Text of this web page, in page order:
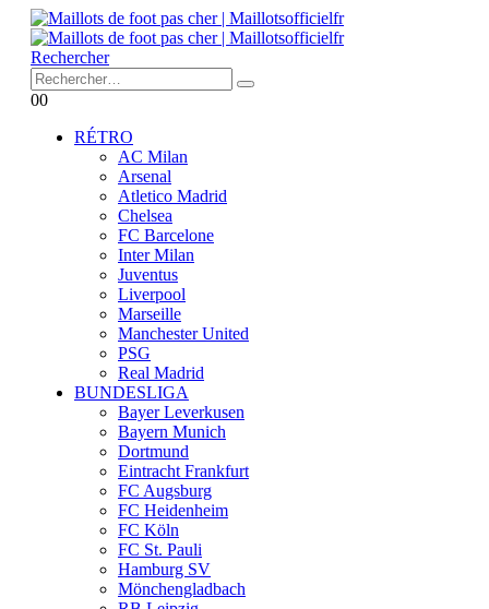
Rechercher
00
RÉTRO
AC Milan
Arsenal
Atletico Madrid
Chelsea
FC Barcelone
Inter Milan
Juventus
Liverpool
Marseille
Manchester United
PSG
Real Madrid
BUNDESLIGA
Bayer Leverkusen
Bayern Munich
Dortmund
Eintracht Frankfurt
FC Augsburg
FC Heidenheim
FC Köln
FC St. Pauli
Hamburg SV
Mönchengladbach